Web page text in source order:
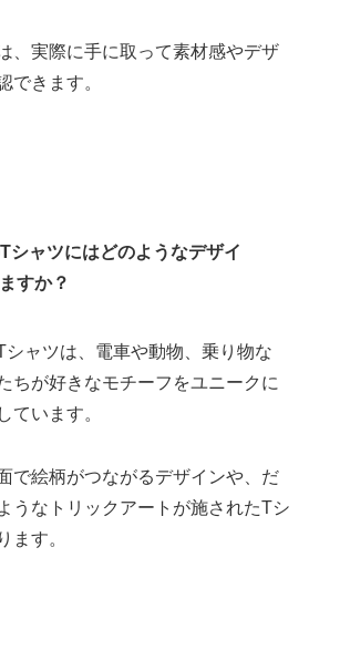
、実際に手に取って素材感やデザ
できます。
シャツにはどのようなデザイ
すか？
シャツは、電車や動物、乗り物な
ちが好きなモチーフをユニークに
ています。
で絵柄がつながるデザインや、だ
うなトリックアートが施されたTシ
ます。